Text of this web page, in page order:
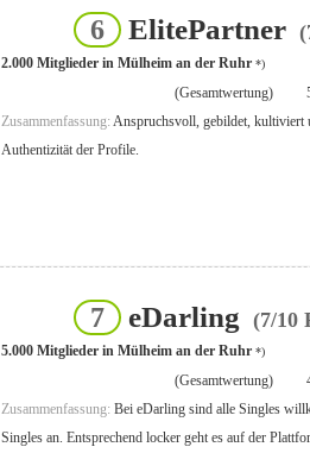
6 ElitePartner
2.000 Mitglieder in Mülheim an der Ruhr *)
(Gesamtwertung)
Zusammenfassung: Anspruchsvoll, gebildet, kultiviert
Authentizität der Profile.
7 eDarling (7/10
5.000 Mitglieder in Mülheim an der Ruhr *)
(Gesamtwertung)
Zusammenfassung: Bei eDarling sind alle Singles
Singles an. Entsprechend locker geht es auf der